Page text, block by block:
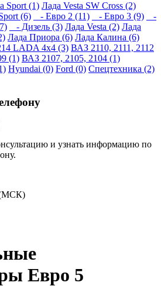
Sport (1) Лада Vesta SW Cross (2)
(6) - Евро 2 (11) - Евро 3 (9)
-
- Дизель (3) Лада Vesta (2) Лада
Лада Приора (6) Лада Калина (6)
LADA 4x4 (3) ВАЗ 2110, 2111, 2112
(1) ВАЗ 2107, 2105, 2104 (1)
Hyundai (0) Ford (0) Спецтехника (2)
и узнать информацию по
(МСК)
Евро 5